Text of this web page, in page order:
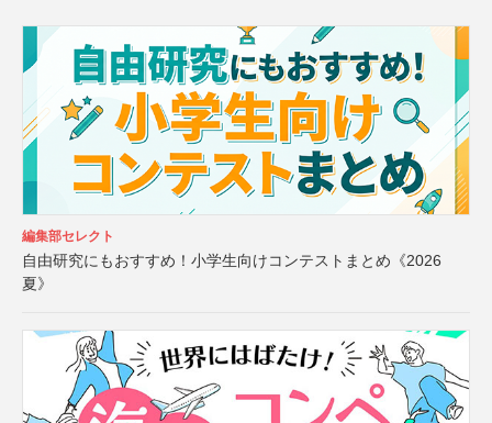
編集部セレクト
自由研究にもおすすめ！小学生向けコンテストまとめ《2026
夏》